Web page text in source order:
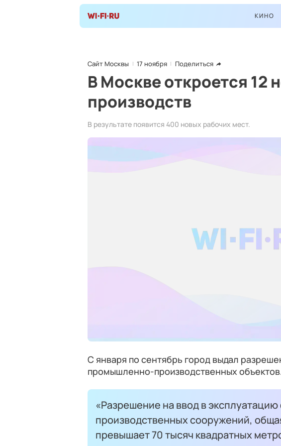
КИНО
Сайт Москвы 17 ноября Поделиться
В Москве откроется 12
производств
В результате появится 400 новых рабочих мест.
С января по сентябрь город выдал
промышленно-производственных
«Разрешение на ввод в эксплуатацию
производственных сооружений,
превышает 70 тысяч квадратных